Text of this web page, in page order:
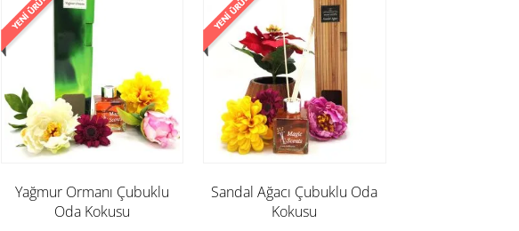
Yağmur Ormanı Çubuklu
Oda Kokusu
Sandal Ağacı Çubuklu Oda
Kokusu